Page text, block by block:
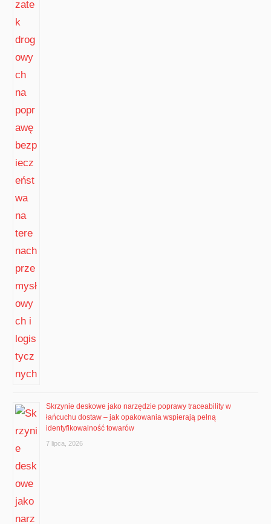
Skrzynie deskowe jako narzędzie poprawy traceability w
łańcuchu dostaw – jak opakowania wspierają pełną
identyfikowalność towarów
7 lipca, 2026